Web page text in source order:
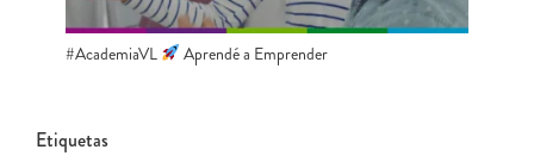
#AcademiaVL Aprendé a Emprender
Etiquetas